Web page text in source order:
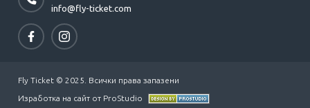
info@fly-ticket.com
Fly Ticket © 2025. Всички права запазени
Изработка на сайт от ProStudio